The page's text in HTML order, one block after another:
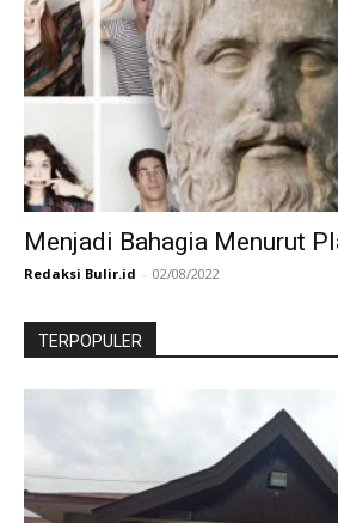
Menjadi Bahagia Menurut
Redaksi Bulir.id - 02/08/2022
TERPOPULER